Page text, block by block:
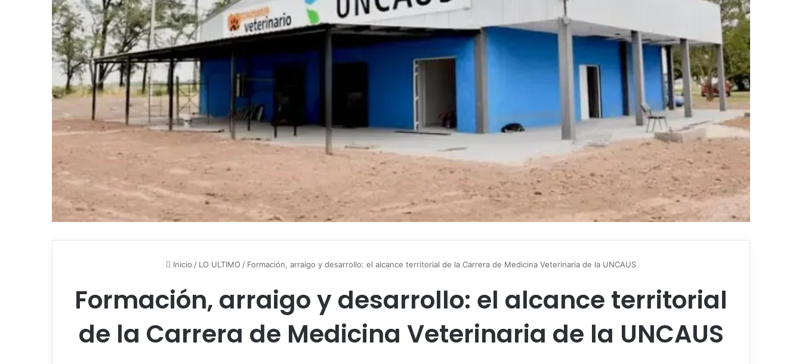
Inicio / LO ULTIMO / Formación, arraigo y desarrollo: el alcance territorial de la Carrera de Medicina Veterinaria de la UNCAUS
Formación, arraigo y desarrollo: el alcance territorial
de la Carrera de Medicina Veterinaria de la UNCAUS